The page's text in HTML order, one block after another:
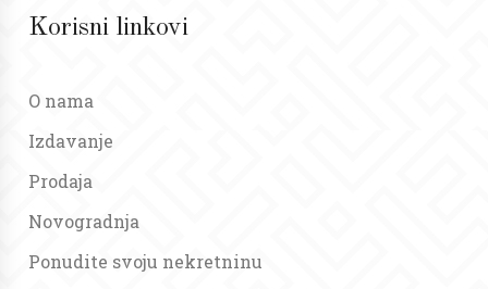
Korisni linkovi
O nama
Izdavanje
Prodaja
Novogradnja
Ponudite svoju nekretninu